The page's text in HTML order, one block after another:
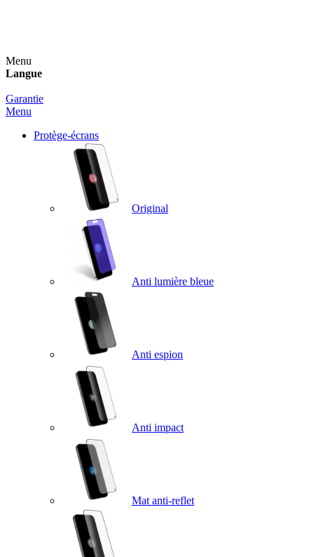
Menu
Langue
Garantie
Menu
Protège-écrans
Original
Anti lumière bleue
Anti espion
Anti impact
Mat anti-reflet